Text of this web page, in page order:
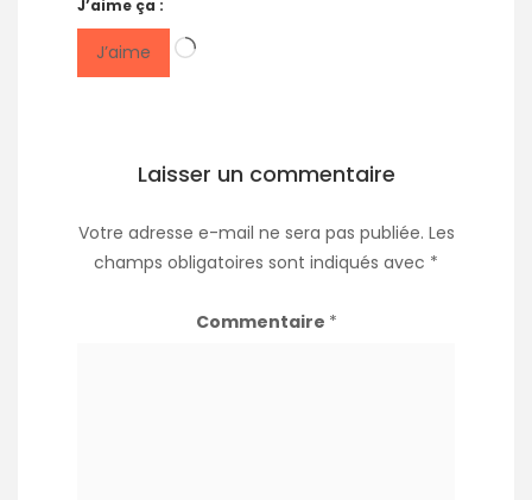
J’aime ça :
J’aime Chargement…
Laisser un commentaire
Votre adresse e-mail ne sera pas publiée. Les
champs obligatoires sont indiqués avec *
Commentaire *